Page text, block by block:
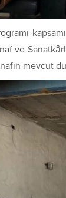
ve
mevcut